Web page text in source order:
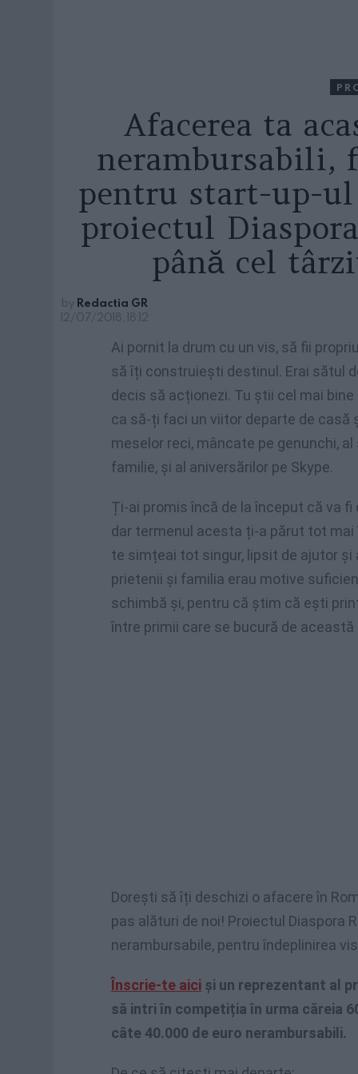
Afacerea ta
nerambursabili,
pentru start-up-
proiectul
până cel
by Redactia GR
12/07/2018, 18:12
Ai pornit la drum cu un vis, să fii
să îți construiești destinul. Erai sătul
decis să acționezi. Tu știi cel mai
ca să-ți faci un viitor departe de casă
meselor reci, mâncate pe genunchi,
familie, și al aniversărilor pe Skype.
Ți-ai promis încă de la început că va
dar termenul acesta ți-a părut tot mai
te simțeai tot singur, lipsit de ajutor
prietenii și familia erau motive
schimbă și, pentru că știm că ești
între primii care se bucură de
Dorești să îți deschizi o afacere în
pas alături de noi! Proiectul Diaspora
nerambursabile, pentru îndeplinirea
Înscrie-te aici și un reprezentant al
să intri în competiția în urma căreia
câte 40.000 de euro nerambursabili.